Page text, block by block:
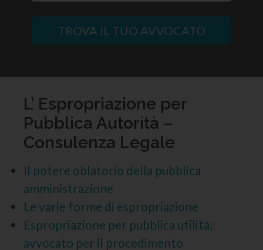
TROVA IL TUO AVVOCATO
L’ Espropriazione per
Pubblica Autorità –
Consulenza Legale
Il potere oblatorio della pubblica
amministrazione
Le varie forme di espropriazione
Espropriazione per pubblica utilità:
avvocato per il procedimento